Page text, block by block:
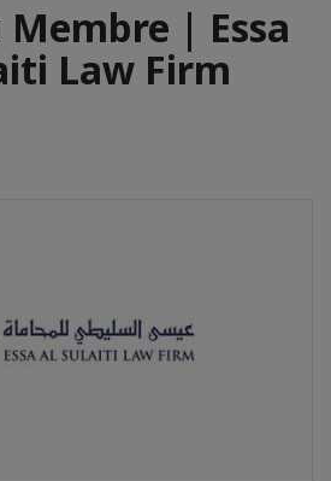
| Essa
Law Firm